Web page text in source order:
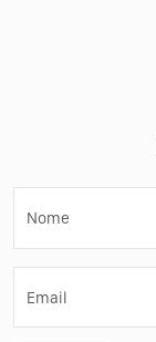
Nome
Email